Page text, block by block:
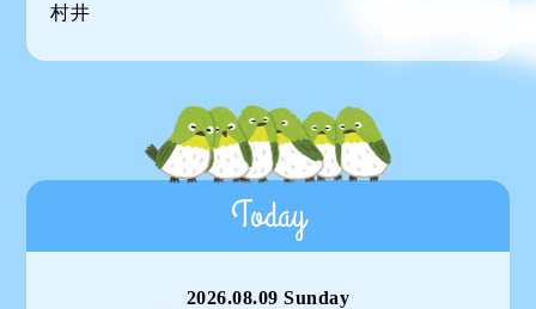
村井
Today
2026.08.09 Sunday